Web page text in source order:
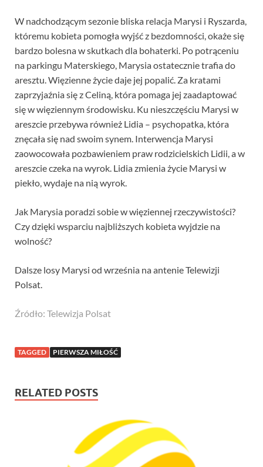
W nadchodzącym sezonie bliska relacja Marysi i Ryszarda,
któremu kobieta pomogła wyjść z bezdomności, okaże się
bardzo bolesna w skutkach dla bohaterki. Po potrąceniu
na parkingu Materskiego, Marysia ostatecznie trafia do
aresztu. Więzienne życie daje jej popalić. Za kratami
zaprzyjaźnia się z Celiną, która pomaga jej zaadaptować
się w więziennym środowisku. Ku nieszczęściu Marysi w
areszcie przebywa również Lidia – psychopatka, która
znęcała się nad swoim synem. Interwencja Marysi
zaowocowała pozbawieniem praw rodzicielskich Lidii, a w
areszcie czeka na wyrok. Lidia zmienia życie Marysi w
piekło, wydaje na nią wyrok.
Jak Marysia poradzi sobie w więziennej rzeczywistości?
Czy dzięki wsparciu najbliższych kobieta wyjdzie na
wolność?
Dalsze losy Marysi od września na antenie Telewizji
Polsat.
Źródło: Telewizja Polsat
TAGGED PIERWSZA MIŁOŚĆ
RELATED POSTS